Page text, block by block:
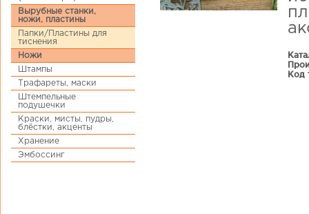
Вырубные станки,
ножи, пластины
Папки/Пластины для
тиснения
Ножи
Штампы
Трафареты, маски
Штемпельные
подушечки
Краски, мисты, пудры,
блёстки, акценты
Хранение
Эмбоссинг
Код